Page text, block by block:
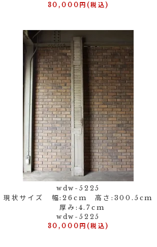
30,000円(税込)
wdw-5225
現状サイズ 幅:26cm 高さ:300.5cm
厚み:4.7cm
wdw-5225
30,000円(税込)